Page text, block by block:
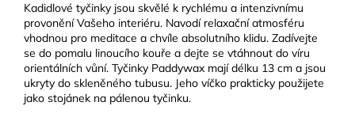
Kadidlové tyčinky jsou skvělé k rychlému a intenzivnímu
provonění Vašeho interiéru. Navodí relaxační atmosféru
vhodnou pro meditace a chvíle absolutního klidu. Zadívejte
se do pomalu linoucího kouře a dejte se vtáhnout do víru
orientálních vůní. Tyčinky Paddywax mají délku 13 cm a jsou
ukryty do skleněného tubusu. Jeho víčko prakticky použijete
jako stojánek na pálenou tyčinku.